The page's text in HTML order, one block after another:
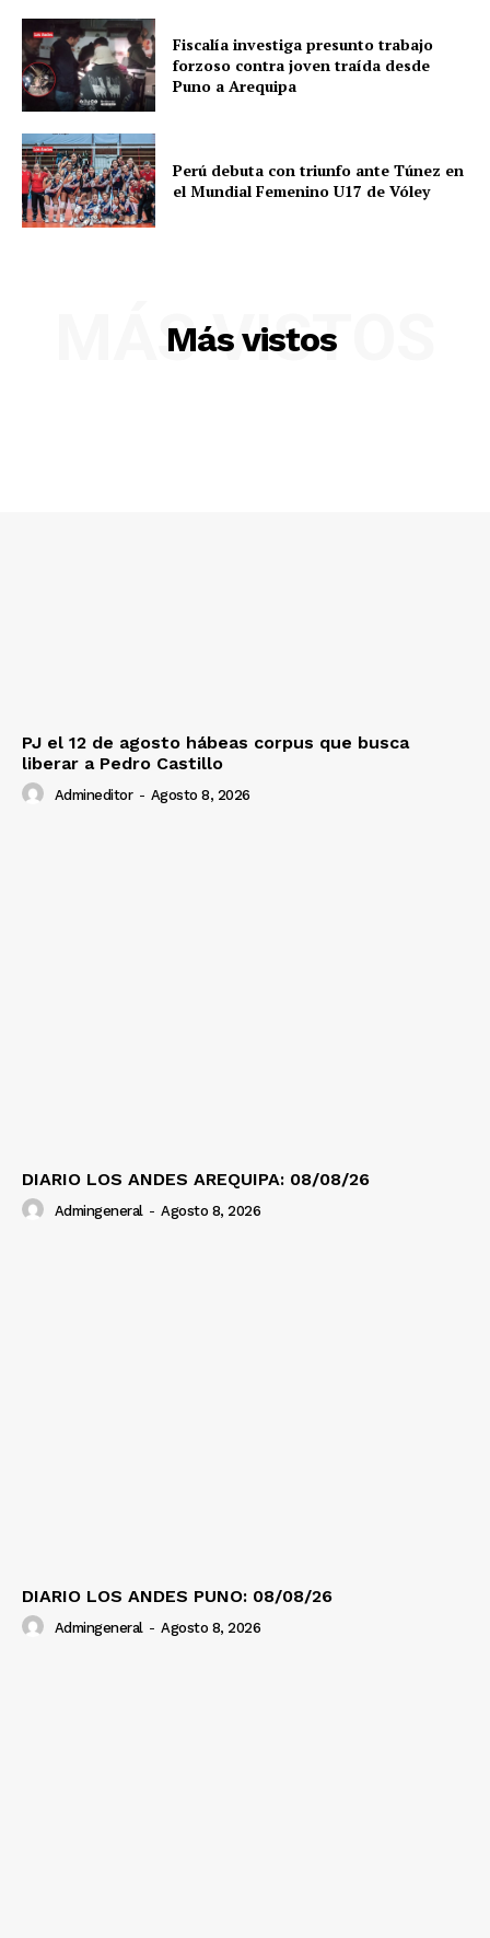
Fiscalía investiga presunto trabajo
forzoso contra joven traída desde
Puno a Arequipa
Perú debuta con triunfo ante Túnez en
el Mundial Femenino U17 de Vóley
Más vistos
MÁS VISTOS
PJ el 12 de agosto hábeas corpus que busca
liberar a Pedro Castillo
Admineditor - Agosto 8, 2026
DIARIO LOS ANDES AREQUIPA: 08/08/26
Admingeneral - Agosto 8, 2026
DIARIO LOS ANDES PUNO: 08/08/26
Admingeneral - Agosto 8, 2026